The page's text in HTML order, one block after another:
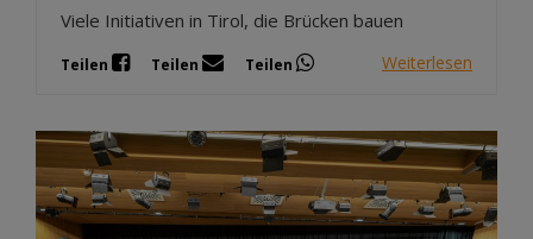
Viele Initiativen in Tirol, die Brücken bauen
Teilen Teilen Teilen Weiterlesen